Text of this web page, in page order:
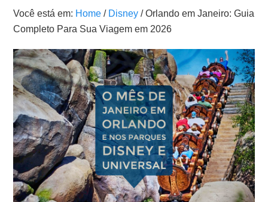
Você está em: Home / Disney /Orlando em Janeiro: Guia
Completo Para Sua Viagem em 2026